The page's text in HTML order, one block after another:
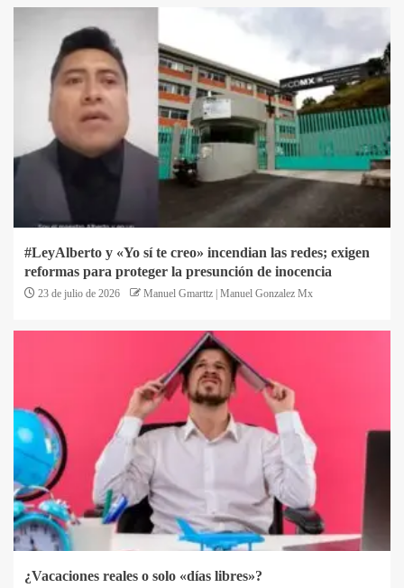
#LeyAlberto y «Yo sí te creo» incendian las redes; exigen
reformas para proteger la presunción de inocencia
23 de julio de 2026 Manuel Gmarttz | Manuel Gonzalez Mx
¿Vacaciones reales o solo «días libres»?